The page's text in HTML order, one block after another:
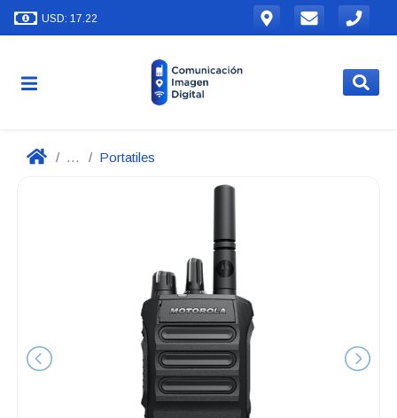
USD: 17.22
... Portatiles